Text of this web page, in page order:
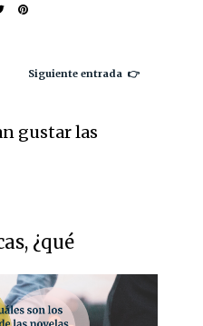
Siguiente entrada 👉
gustar las
¿qué